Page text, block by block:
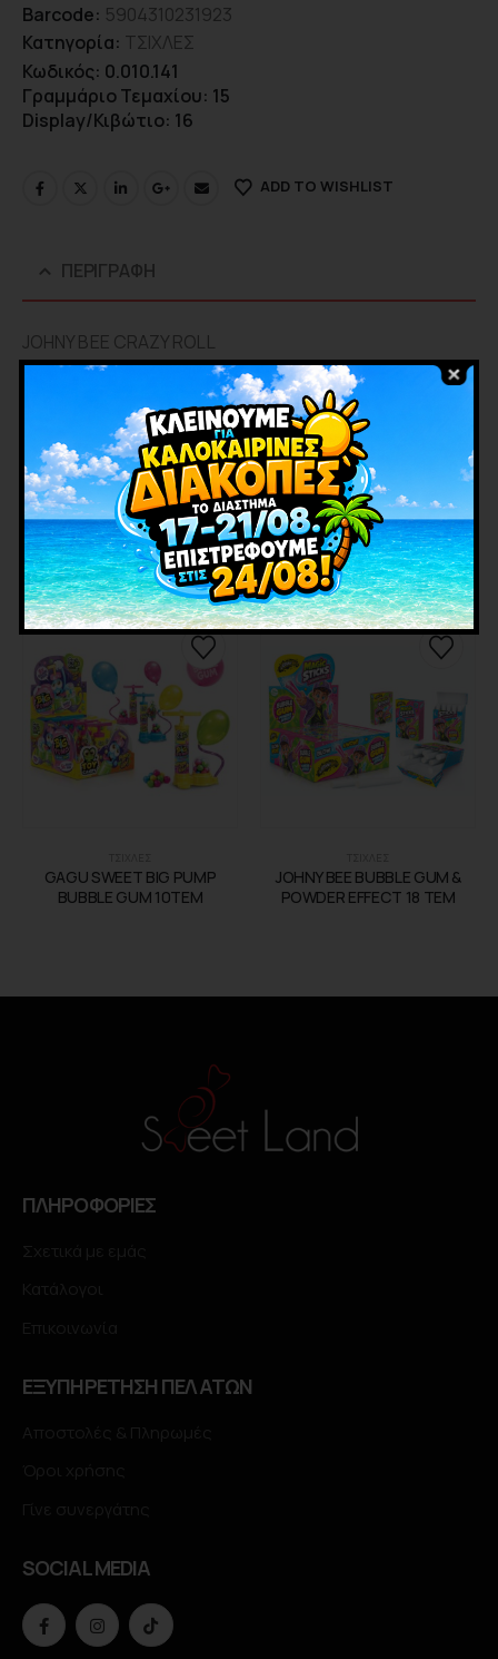
Barcode: 5904310231923
Κατηγορία: ΤΣΙΧΛΕΣ
Κωδικός: 0.010.141
Γραμμάριο Τεμαχίου: 15
Display/Κιβώτιο: 16
ADD TO WISHLIST
ΠΕΡΙΓΡΑΦΉ
JOHNY ΒΕΕ CRAZY ROLL
Τσίχλα ”μέτρο” σε γεύσεις φράουλα,πράσινο
μήλο,μπλέ βατόμουρο,καρπούζι.
ΕΤΑΙΡΊΑ
ΣΧΕΤΙΚΑ ΠΡΟΪΟΝΤΑ
GAGU SWEET BIG PUMP
BUBBLE GUM 10TEM
JOHNY BEE BUBBLE GUM &
POWDER EFFECT 18 ΤΕΜ
ΠΛΗΡΟΦΟΡΙΕΣ
ΕΞΥΠΗΡΕΤΗΣΗ ΠΕΛΑΤΩΝ
SOCIAL MEDIA